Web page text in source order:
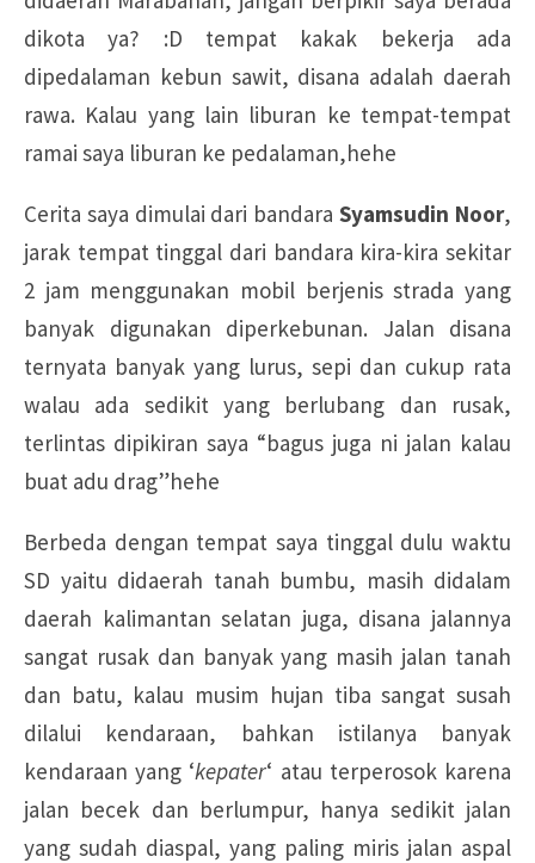
dikota ya? :D tempat kakak bekerja ada
dipedalaman kebun sawit, disana adalah daerah
rawa. Kalau yang lain liburan ke tempat-tempat
ramai saya liburan ke pedalaman,hehe
Cerita saya dimulai dari bandaraSyamsudin Noor,
jarak tempat tinggal dari bandara kira-kira sekitar
2 jam menggunakan mobil berjenis strada yang
banyak digunakan diperkebunan. Jalan disana
ternyata banyak yang lurus, sepi dan cukup rata
walau ada sedikit yang berlubang dan rusak,
terlintas dipikiran saya “bagus juga ni jalan kalau
buat adu drag”hehe
Berbeda dengan tempat saya tinggal dulu waktu
SD yaitu didaerah tanah bumbu, masih didalam
daerah kalimantan selatan juga, disana jalannya
sangat rusak dan banyak yang masih jalan tanah
dan batu, kalau musim hujan tiba sangat susah
dilalui kendaraan, bahkan istilanya banyak
kendaraan yang ‘kepater‘ atau terperosok karena
jalan becek dan berlumpur, hanya sedikit jalan
yang sudah diaspal, yang paling miris jalan aspal